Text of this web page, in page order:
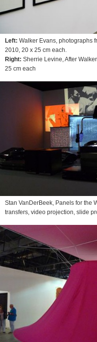
Left: Walker Evans, photographs
2010, 20 x 25 cm each.
Right: Sherrie Levine,After
25 cm each
Stan VanDerBeek, Panels for the
transfers, video projection, slide